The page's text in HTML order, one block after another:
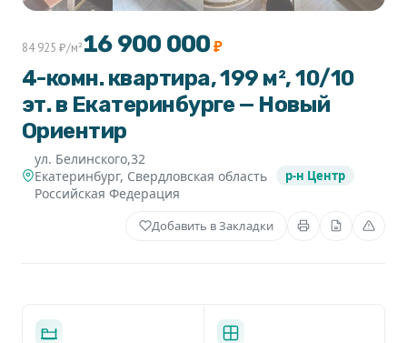
4-комн. квартира, 199 м², 10/10
эт. в Екатеринбурге — Новый
Ориентир
ул. Белинского,32
Екатеринбург, Свердловская область
Российская Федерация
р-н Центр
84 925 ₽/м²16 900 000 ₽
Добавить в Закладки